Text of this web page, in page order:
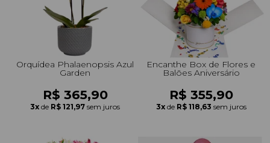
Orquídea Phalaenopsis Azul
Garden
R$ 365,90
3x de R$ 121,97 sem juros
Encanthe Box de Flores e
Balões Aniversário
R$ 355,90
3x de R$ 118,63 sem juros